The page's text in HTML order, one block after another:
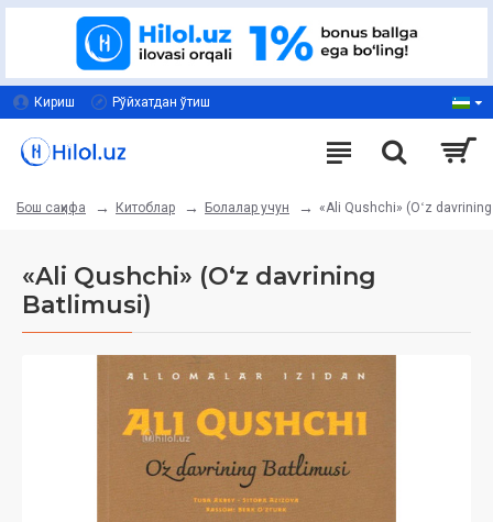
Кириш Рўйхатдан ўтиш
Бош саҳифа Китоблар Болалар учун «Ali Qushchi» (Oʻz
«Ali Qushchi» (Oʻz davrining
Batlimusi)